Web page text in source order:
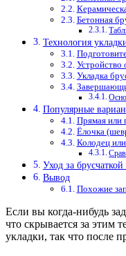
Бетонная
Технология
Устройство
Укладка
Популярные
Прямая или
Ёлочка
Колодец
Уход за
Вывод
Похожие
Если вы когда-нибудь
что скрывается за этим
укладки, так что после